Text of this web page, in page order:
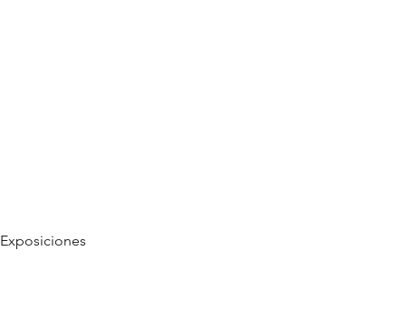
Exposiciones